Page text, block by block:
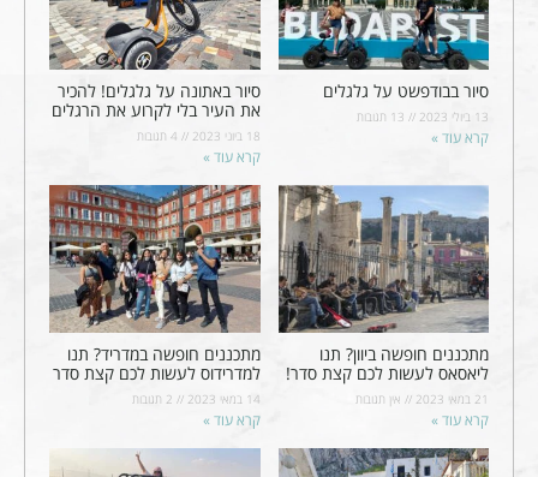
סיור בבודפשט על גלגלים
13 ביולי 2023
קרא עוד »
סיור באתונה על גלגלים! להכיר
את העיר בלי לקרוע את הרגלים
18 ביוני 2023
קרא עוד »
מתכננים חופשה ביוון? תנו
ליאסאס לעשות לכם קצת סדר!
21 במאי 2023 אין תגובות
קרא עוד »
מתכננים חופשה במדריד? תנו
למדרידוס לעשות לכם קצת סדר
14 במאי 2023
קרא עוד »